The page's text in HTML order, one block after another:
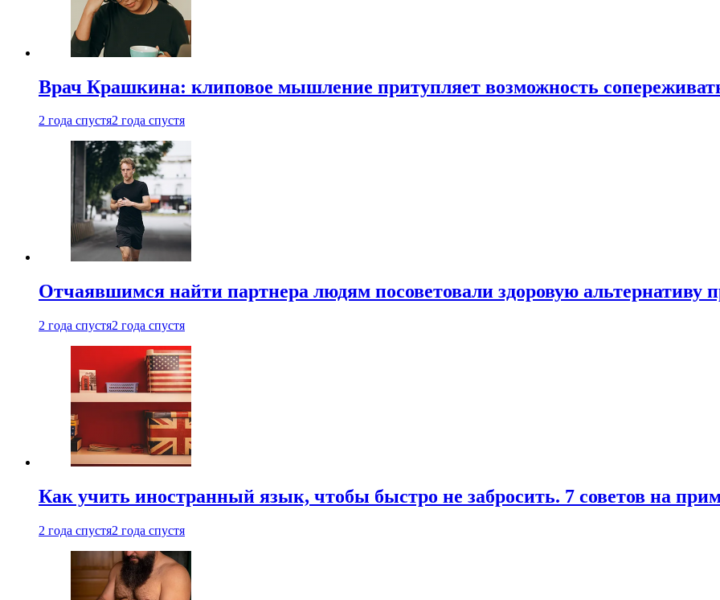
Врач Крашкина: клиповое мышление притупляет возможность
2 года спустя2 года спустя
Отчаявшимся найти партнера людям посоветовали здоровую альтернативу
2 года спустя2 года спустя
Как учить иностранный язык, чтобы быстро не забросить. 7 советов на
2 года спустя2 года спустя